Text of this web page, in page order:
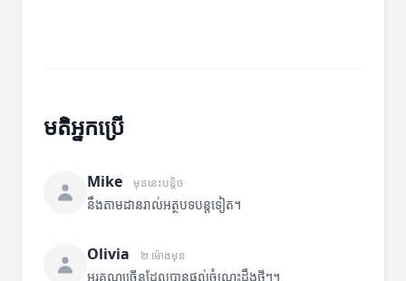
មតិអ្នកប្រើ
Mike មុននេះបន្តិច
នឹងតាមដានរាល់អត្ថបទបន្តទៀត។
Olivia ២ ម៉ោងមុន
អរគុណច្រើនដែលបានផ្តល់ចំណេះដឹងថ្មីៗ។